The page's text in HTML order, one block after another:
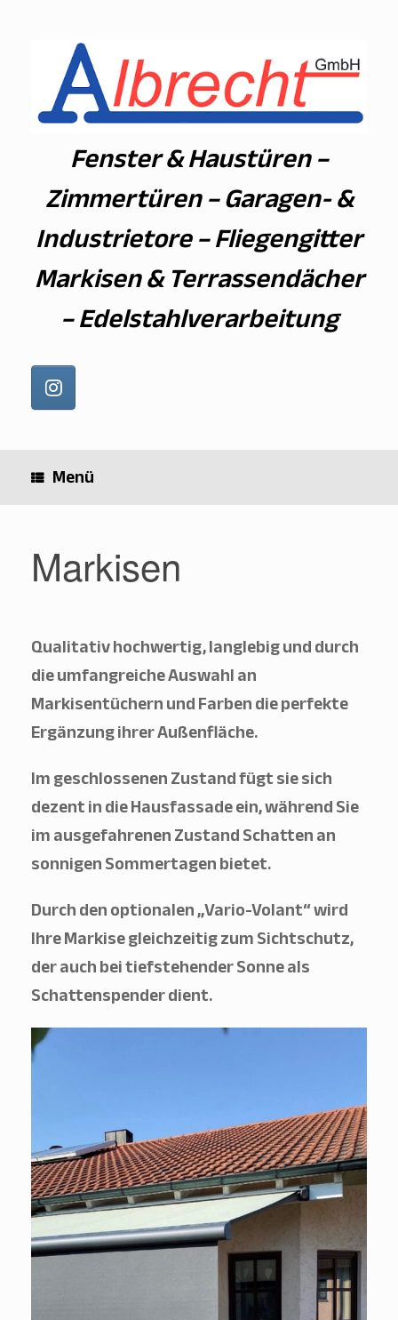
OK
European Commission | Cookies Policy
Fenster & Haustüren –
Zimmertüren – Garagen- &
Industrietore – Fliegengitter
Markisen & Terrassendächer
– Edelstahlverarbeitung
Menü
Markisen
Qualitativ hochwertig, langlebig und durch
die umfangreiche Auswahl an
Markisentüchern und Farben die perfekte
Ergänzung ihrer Außenfläche.
Im geschlossenen Zustand fügt sie sich
dezent in die Hausfassade ein, während Sie
im ausgefahrenen Zustand Schatten an
sonnigen Sommertagen bietet.
Durch den optionalen „Vario-Volant“ wird
Ihre Markise gleichzeitig zum Sichtschutz,
der auch bei tiefstehender Sonne als
Schattenspender dient.